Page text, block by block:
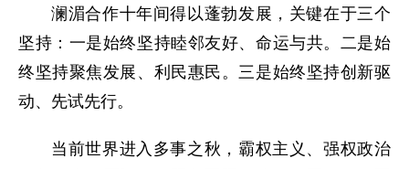
澜湄合作十年间得以蓬勃发展，关键在于三个
坚持：一是始终坚持睦邻友好、命运与共。二是始
终坚持聚焦发展、利民惠民。三是始终坚持创新驱
动、先试先行。
当前世界进入多事之秋，霸权主义、强权政治